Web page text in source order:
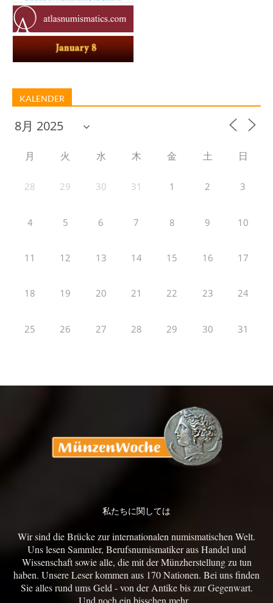
KALENDER
月 火 水 木 金 土 日
28 29 30 31 1 2 3
4 5 6 7 8 9 10
11 12 13 14 15 16 17
18 19 20 21 22 23 24
25 26 27 28 29 30 31
私たちに関しては
Wir sind die Brücke zur internationalen numismatischen Welt.
Uns lesen Sammler, Berufsnumismatiker aus Handel und
Wissenschaft sowie alle, die mit der Münzherstellung zu tun
haben. Unsere Leser kommen aus 170 Nationen. Bei uns finden
Sie alles rund ums Geld - von der Antike bis zur Gegenwart.
Und noch ein bisschen mehr...